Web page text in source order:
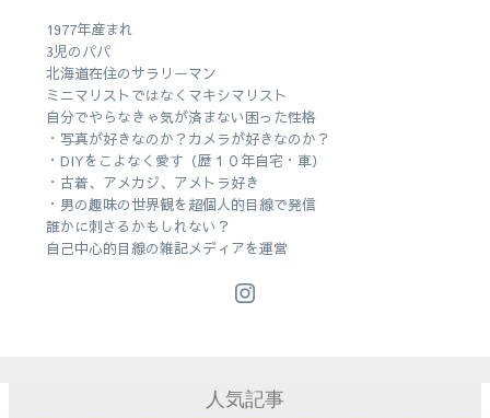
1977年産まれ
3児のパパ
北海道在住のサラリーマン
ミニマリストではなくマキシマリスト
自分でやらなきゃ気が済まない困った性格
・写真が好きなのか？カメラが好きなのか？
・DIYをこよなく愛す（歴１０年自宅・車）
・古着、アメカジ、アメトラ好き
・男の趣味の世界観を超個人的目線で発信
誰かに刺さるかもしれない？
自己中心的目線の雑記メディアを運営
人気記事